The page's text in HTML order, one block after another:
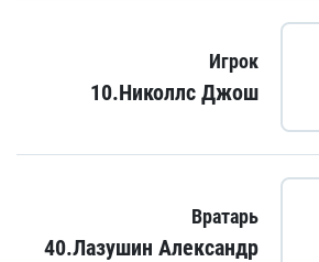
Игрок
10.Николлс Джош
Вратарь
40.Лазушин Александр